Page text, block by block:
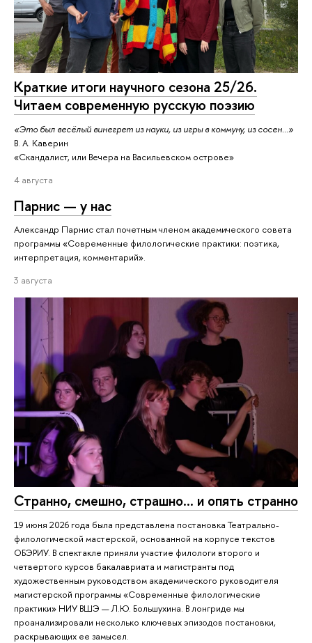
Краткие итоги научного сезона 25/26.
Читаем современную русскую поэзию
«Это был весёлый винегрет из науки, из игры в коммуну, из сосен...»
В. А. Каверин
«Скандалист, или Вечера на Васильевском острове»
4 августа
Парнис — у нас
Александр Парнис стал почетным членом академического совета
программы «Современные филологические практики: поэтика,
интерпретация, комментарий».
3 августа
Странно, смешно, страшно... и опять странно
19 июня 2026 года была представлена постановка Театрально-
филологической мастерской, основанной на корпусе текстов
ОБЭРИУ. В спектакле приняли участие филологи второго и
четвертого курсов бакалавриата и магистранты под
художественным руководством академического руководителя
магистерской программы «Современные филологические
практики» НИУ ВШЭ — Л.Ю. Большухина. В лонгриде мы
проанализировали несколько ключевых эпизодов постановки,
раскрывающих ее замысел.